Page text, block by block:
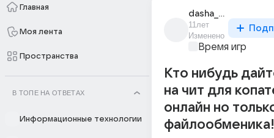
Главная
Моя лента
Пространства
В ТОПЕ НА ОТВЕТАХ
Информационные технологии
dasha_kanzychakova
11лет
Изменено
Время игр
Кто нибудь
на чит для
онлайн но
файлообменика!